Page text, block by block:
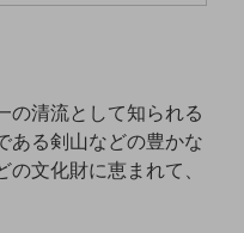
ビリティ
の清流として知られる
ある剣山などの豊かな
文化財に恵まれて、